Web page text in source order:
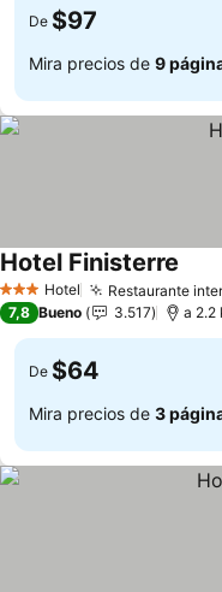
De $97
Mira precios de 9
3 Estrellas
Hotel Restaurante
Hotel Finisterre
7,8 Bueno 3.517 a 2.2
De $64
Mira precios de 3